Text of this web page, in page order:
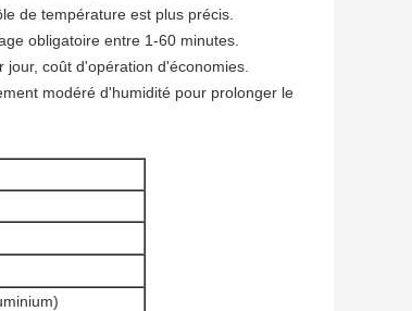
de température est plus précis.
obligatoire entre 1-60 minutes.
coût d'opération d'économies.
modéré d'humidité pour prolonger le